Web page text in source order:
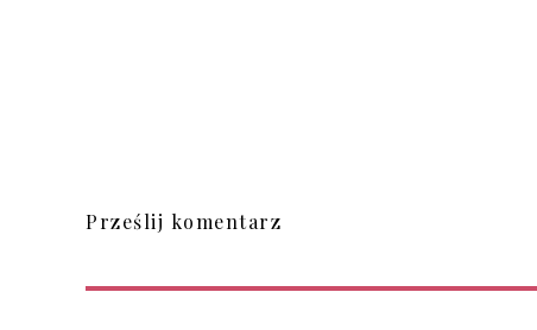
Prześlij komentarz